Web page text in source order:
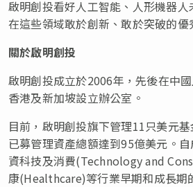
啟明創投看好人工智能、人形機器
在這些領域敢於創新、敢於突破的優
關於啟明創投
啟明創投成立於2006年，先後在中
香港及新加坡設立辦公室。
目前，啟明創投旗下管理11只美元基
已募管理資產總額達到95億美元。
資科技及消費(Technology and
康(Healthcare)等行業早期和成長期